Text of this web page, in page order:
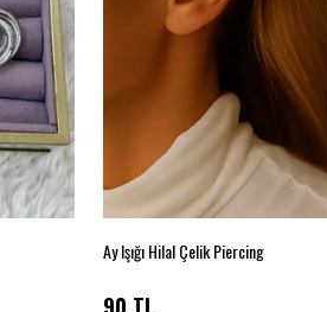
Ay Işığı Hilal Çelik Piercing
90 TL